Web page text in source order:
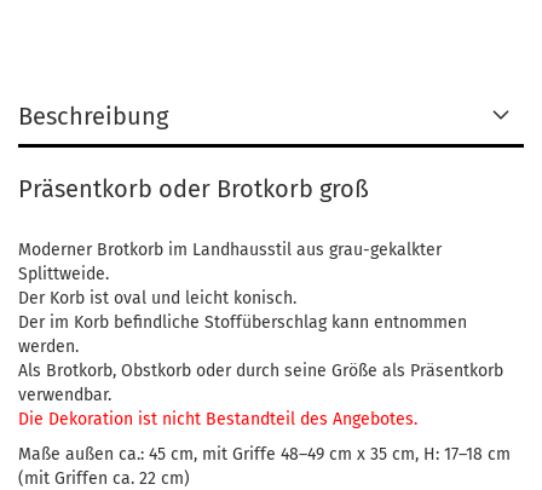
Beschreibung
Präsentkorb oder Brotkorb groß
Moderner Brotkorb im Landhausstil aus grau-gekalkter
Splittweide.
Der Korb ist oval und leicht konisch.
Der im Korb befindliche Stoffüberschlag kann entnommen
werden.
Als Brotkorb, Obstkorb oder durch seine Größe als Präsentkorb
verwendbar.
Die Dekoration ist nicht Bestandteil des Angebotes.
Maße außen ca.: 45 cm, mit Griffe 48–49 cm x 35 cm, H: 17–18 cm
(mit Griffen ca. 22 cm)